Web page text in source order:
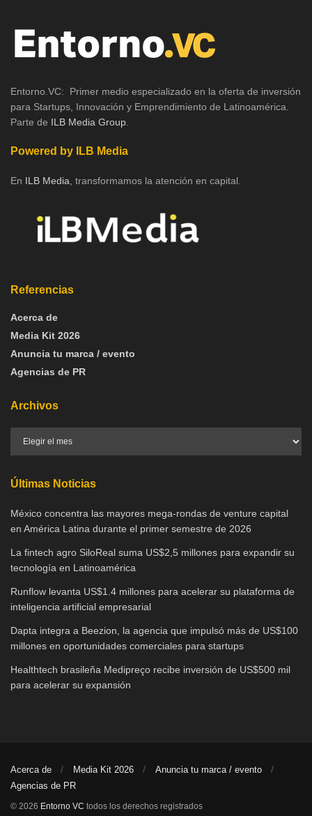
Entorno.VC: Primer medio especializado en la oferta de inversión
para Startups, Innovación y Emprendimiento de Latinoamérica.
Parte de ILB Media Group.
Powered by ILB Media
En ILB Media, transformamos la atención en capital.
Referencias
Acerca de
Media Kit 2026
Anuncia tu marca / evento
Agencias de PR
Archivos
Últimas Noticias
México concentra las mayores mega-rondas de venture capital
en América Latina durante el primer semestre de 2026
La fintech agro SiloReal suma US$2,5 millones para expandir su
tecnología en Latinoamérica
Runflow levanta US$1.4 millones para acelerar su plataforma de
inteligencia artificial empresarial
Dapta integra a Beezion, la agencia que impulsó más de US$100
millones en oportunidades comerciales para startups
Healthtech brasileña Medipreço recibe inversión de US$500 mil
para acelerar su expansión
Acerca de Media Kit 2026
Anuncia tu marca / evento
Agencias de PR
© 2026 Entorno VC todos los derechos registrados